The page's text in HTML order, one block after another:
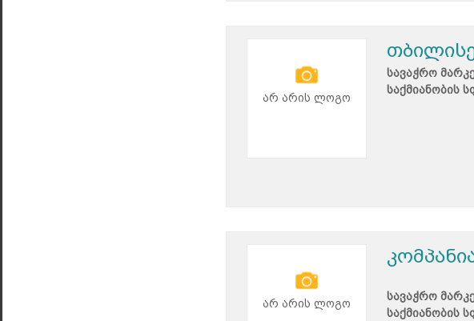
არ არის ლოგო
სავაჭრო
საქმიანობის
არ არის ლოგო
სავაჭრო
საქმიანობის